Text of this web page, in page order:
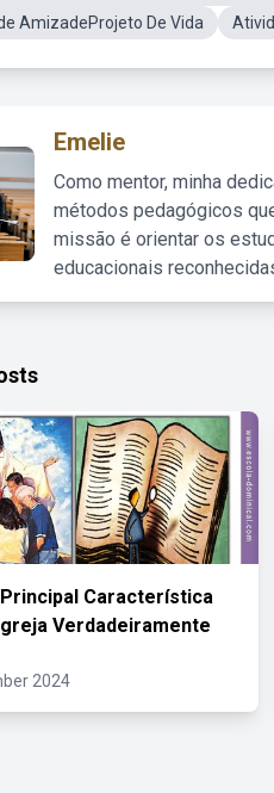
AmizadeProjeto De Vida
Emelie
Como mentor, minha
métodos pedagógicos
missão é orientar os
educacionais
Principal Característica
Verdadeiramente
2024